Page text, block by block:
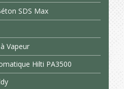
SDS Max
Vapeur
Hilti PA3500